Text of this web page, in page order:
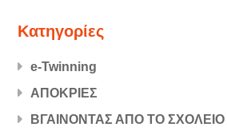
Kατηγορίες
e-Twinning
ΑΠΟΚΡΙΕΣ
ΒΓΑΙΝΟΝΤΑΣ ΑΠΟ ΤΟ ΣΧΟΛΕΙΟ